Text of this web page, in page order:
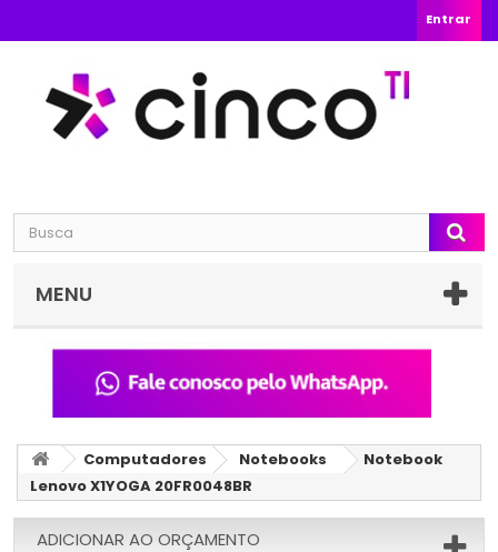
Entrar
MENU
Computadores Notebooks
Notebook
Lenovo X1YOGA 20FR0048BR
ADICIONAR AO ORÇAMENTO